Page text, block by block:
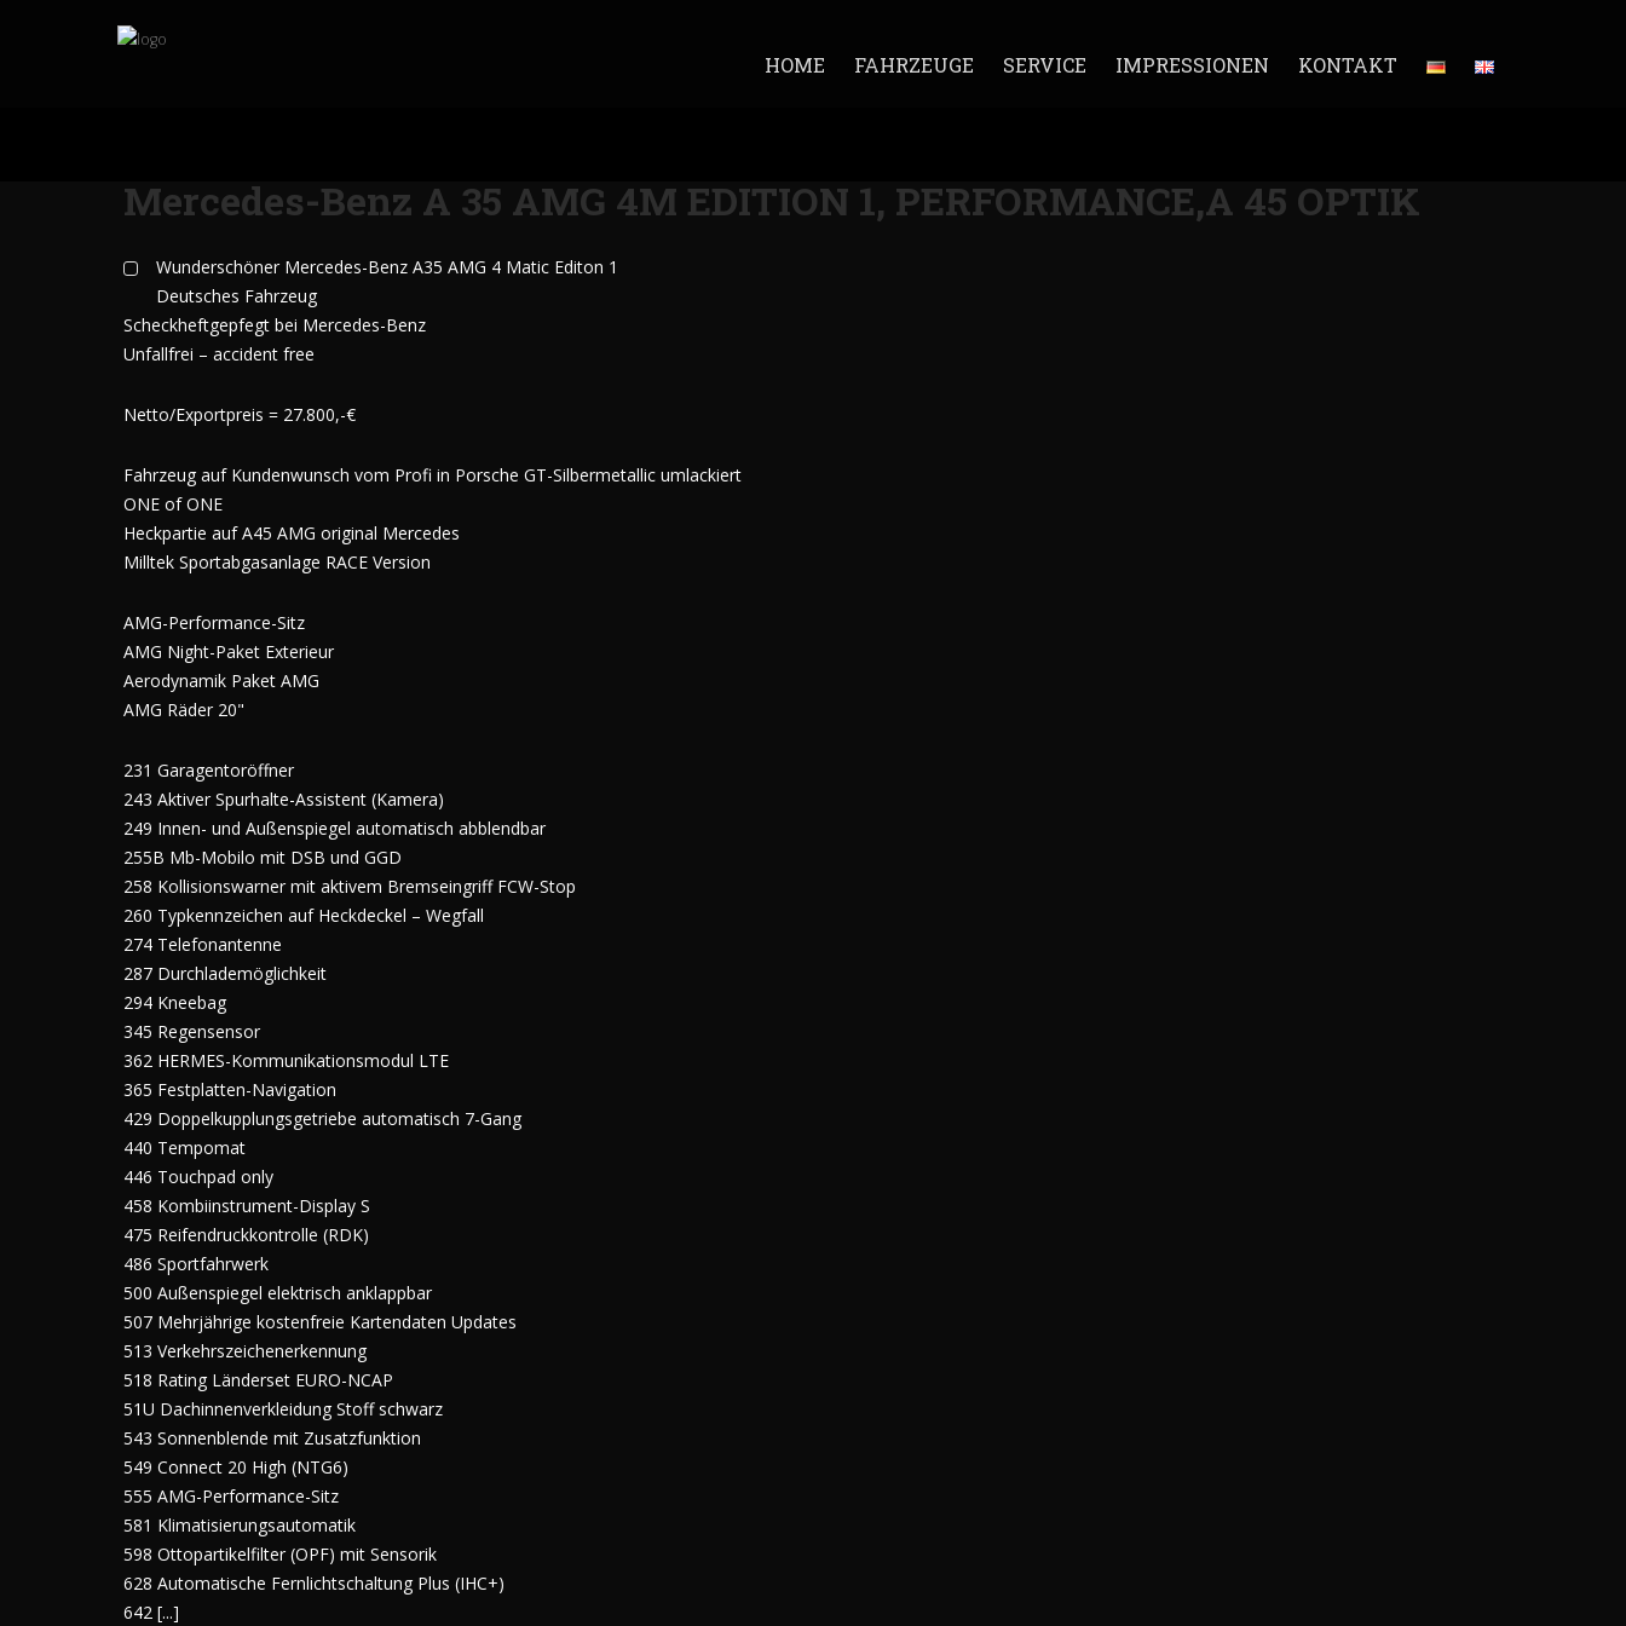
HOME FAHRZEUGE SERVICE IMPRESSIONEN KONTAKT
Mercedes-Benz A 35 AMG 4M EDITION 1, PERFORMANCE,A 45 OPTIK
Wunderschöner Mercedes-Benz A35 AMG 4 Matic Editon 1
Deutsches Fahrzeug
Scheckheftgepfegt bei Mercedes-Benz
Unfallfrei – accident free
Netto/Exportpreis = 27.800,-€
Fahrzeug auf Kundenwunsch vom Profi in Porsche GT-Silbermetallic umlackiert
ONE of ONE
Heckpartie auf A45 AMG original Mercedes
Milltek Sportabgasanlage RACE Version
AMG-Performance-Sitz
AMG Night-Paket Exterieur
Aerodynamik Paket AMG
AMG Räder 20"
231 Garagentoröffner
243 Aktiver Spurhalte-Assistent (Kamera)
249 Innen- und Außenspiegel automatisch abblendbar
255B Mb-Mobilo mit DSB und GGD
258 Kollisionswarner mit aktivem Bremseingriff FCW-Stop
260 Typkennzeichen auf Heckdeckel – Wegfall
274 Telefonantenne
287 Durchlademöglichkeit
294 Kneebag
345 Regensensor
362 HERMES-Kommunikationsmodul LTE
365 Festplatten-Navigation
429 Doppelkupplungsgetriebe automatisch 7-Gang
440 Tempomat
446 Touchpad only
458 Kombiinstrument-Display S
475 Reifendruckkontrolle (RDK)
486 Sportfahrwerk
500 Außenspiegel elektrisch anklappbar
507 Mehrjährige kostenfreie Kartendaten Updates
513 Verkehrszeichenerkennung
518 Rating Länderset EURO-NCAP
51U Dachinnenverkleidung Stoff schwarz
543 Sonnenblende mit Zusatzfunktion
549 Connect 20 High (NTG6)
555 AMG-Performance-Sitz
581 Klimatisierungsautomatik
598 Ottopartikelfilter (OPF) mit Sensorik
628 Automatische Fernlichtschaltung Plus (IHC+)
642 [...]